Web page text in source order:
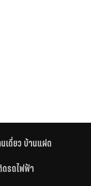
เดี่ยว บ้านแฝด
ดรถไฟฟ้า